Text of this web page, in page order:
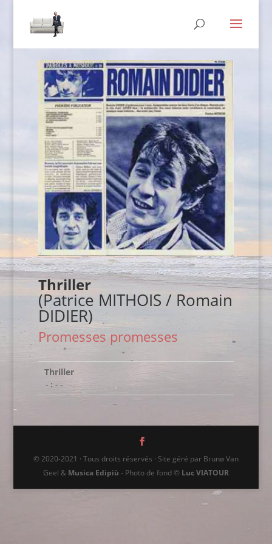
Thriller
(Patrice MITHOIS / Romain
DIDIER)
Promesses promesses
Thriller
-:--
© 2020-2021 · Tous droits réservés · Site géré par Brunø Van
Geel & Musica Edipiù - Photo de fond © Luc VIATOUR